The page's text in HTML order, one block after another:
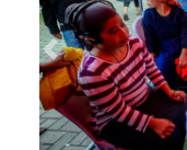
Previous